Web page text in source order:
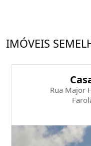
IMÓVEIS
Rua Major